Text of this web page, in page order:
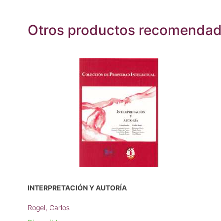
Otros productos
INTERPRETACIÓN Y AUTORÍA
Rogel, Carlos